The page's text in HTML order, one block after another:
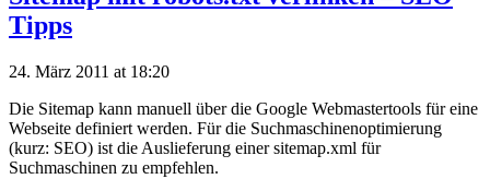
Tipps
24. März 2011 at 18:20
Die Sitemap kann manuell über die Google Webmastertools für eine
Webseite definiert werden. Für die Suchmaschinenoptimierung
(kurz: SEO) ist die Auslieferung einer sitemap.xml für
Suchmaschinen zu empfehlen.